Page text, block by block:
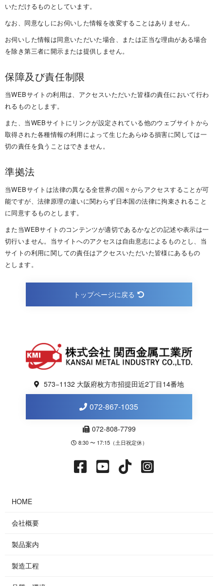
いただけるものとして い ま す 。
なお、同意なしにお伺いした情報を改変することはあり ま せ ん 。
お伺いした情報は同意いただいた場合、または正当な理由がある場合
を除き第三者に開示または提供し ま せ ん 。
保障及び 責 任 制 限
当WEBサイトの利用は、アクセスいただいた皆様の責任において行わ
れるものと し ま す 。
また、当WEBサイトにリンクが設定されている他のウェブサイトから
取得された各種情報の利用によって生じたあらゆる損害に関しては一
切の責任を負うことはでき ま せ ん 。
準 拠 法
当WEBサイトは法律の異なる全世界の国々からアクセスすることが可
能ですが、法律原理の違いに関わらず日本国の法律に拘束されること
に同意するものと し ま す 。
また当WEBサイトのコンテンツが適切であるかなどの記述や表示は一
切行いません。当サイトへのアクセスは自由意志によるものとし、当
サイトの利用に関しての責任はアクセスいただいた皆様にあるもの
と し ま す 。
トップページに戻る
573−1132 大阪府枚方市招提田近2丁目14番地
072-867-1035
072-808-7799
8:30 〜 17:15（土日祝定休）
HOME
会社概要
製品案内
製造工程